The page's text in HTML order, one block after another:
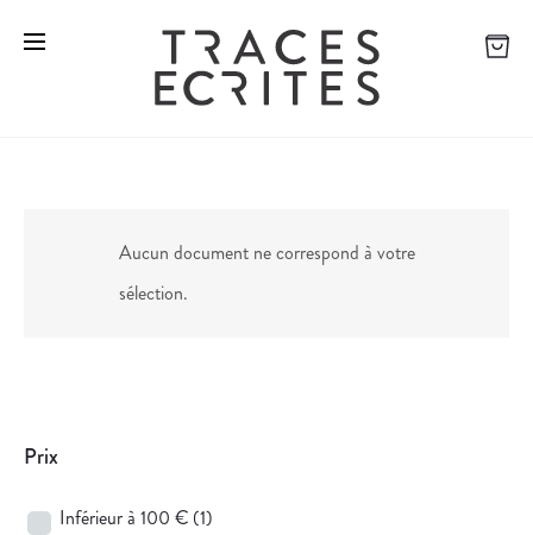
Aucun document ne correspond à votre
sélection.
Prix
Inférieur à 100 € (1)